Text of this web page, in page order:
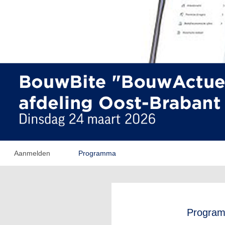
Aanmelden Programma